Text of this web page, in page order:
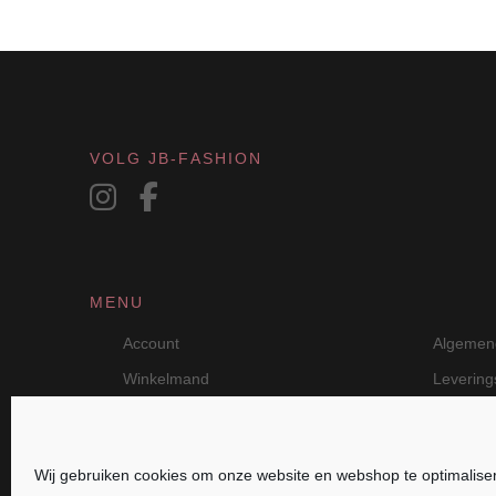
Wij gebruiken cookies om onze website en webshop te
VOLG JB-FASHION
MENU
Account
Winkelmand